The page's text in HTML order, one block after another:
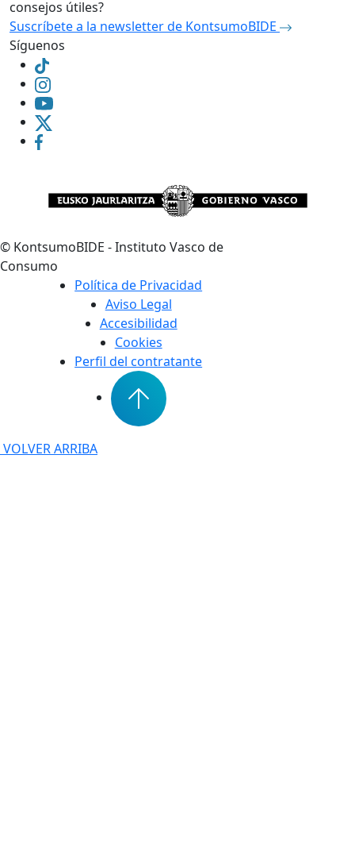
consejos útiles?
Suscríbete a la newsletter de KontsumoBIDE
Síguenos
© KontsumoBIDE - Instituto Vasco de
Consumo
Política de Privacidad
Aviso Legal
Accesibilidad
Cookies
Perfil del contratante
VOLVER ARRIBA